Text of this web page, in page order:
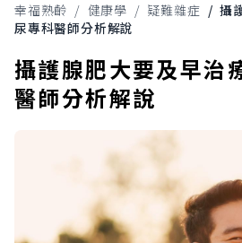
幸福熟齡 / 健康學 / 疑難雜症 / 攝
尿專科醫師分析解說
攝護腺肥大要及早治
醫師分析解說